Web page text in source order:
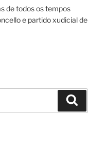
de todos os tempos
e partido xudicial de